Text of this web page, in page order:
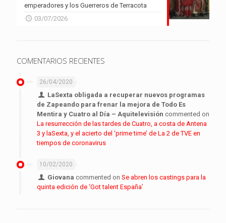
emperadores y los Guerreros de Terracota
03/07/2026
COMENTARIOS RECIENTES
26/04/2020
LaSexta obligada a recuperar nuevos programas
de Zapeando para frenar la mejora de Todo Es
Mentira y Cuatro al Día – Aquitelevisión commented on
La resurrección de las tardes de Cuatro, a costa de Antena
3 y laSexta, y el acierto del ‘prime time’ de La 2 de TVE en
tiempos de coronavirus
10/02/2020
Giovana commented onSe abren los castings para la
quinta edición de ‘Got talent España’